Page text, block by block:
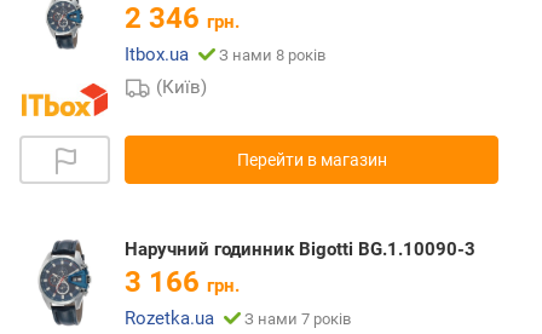
2 346 грн.
Itbox.ua
З нами 8 років
(Київ)
Перейти в магазин
Наручний годинник Bigotti BG.1.10090-3
3 166 грн.
Rozetka.ua
З нами 7 років